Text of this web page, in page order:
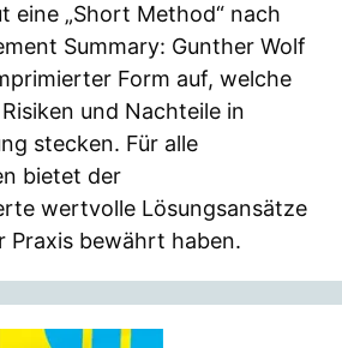
eine „Short Method“ nach
Summary: Gunther Wolf
Form auf, welche
und Nachteile in
stecken. Für alle
bietet der
wertvolle Lösungsansätze
Praxis bewährt haben.